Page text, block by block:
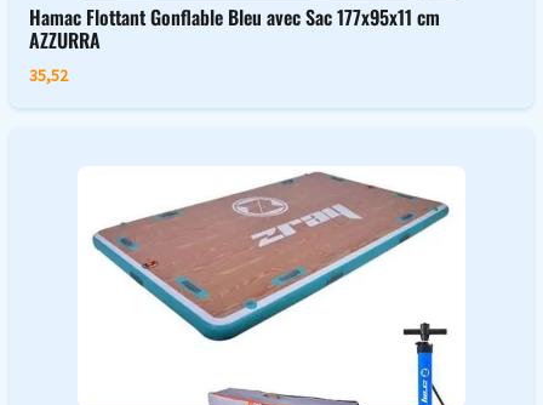
Hamac Flottant Gonflable Bleu avec Sac 177x95x11 cm
AZZURRA
35,52